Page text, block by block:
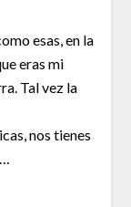
esas, en la
eras mi
Tal vez la
nos tienes